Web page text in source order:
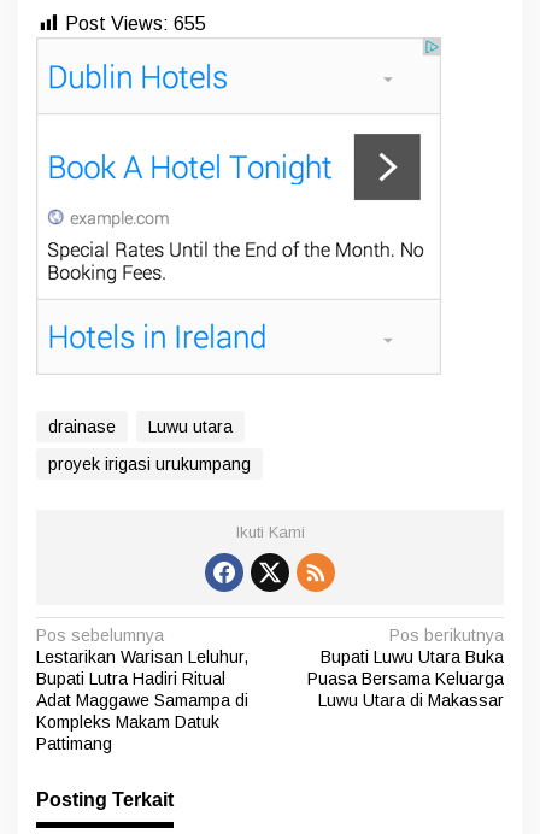
Post Views: 655
drainase
Luwu utara
proyek irigasi urukumpang
Ikuti Kami
N
a
v
i
a
Pos sebelumnya
Lestarikan Warisan Leluhur,
Bupati Lutra Hadiri Ritual
Adat Maggawe Samampa di
Kompleks Makam Datuk
Pattimang
Pos berikutnya
Bupati Luwu Utara Buka
Puasa Bersama Keluarga
Luwu Utara di Makassar
Posting Terkait